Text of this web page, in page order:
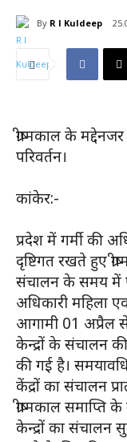
By R l Kuldeep
ग्रीष्मकाल के
परिवर्तन।
कांकेर:-
प्रदेश में गर्मी की
दृष्टिगत रखते हुए
संचालन के समय में
अधिकारी महिला
आगामी 01 अप्रैल
केन्द्रों के संचालन
की गई है।
केंद्रों का संचालन
ग्रीष्मकाल
केन्द्रों का संचालन